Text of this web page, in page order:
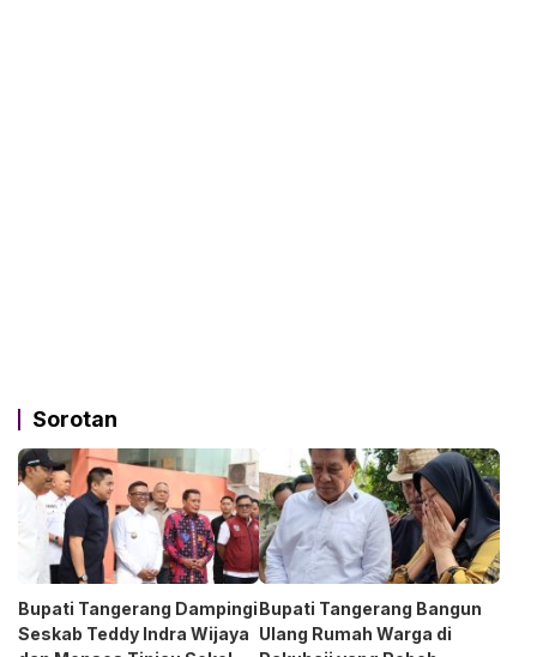
Sorotan
Bupati Tangerang Dampingi
Seskab Teddy Indra Wijaya
Bupati Tangerang Bangun
Ulang Rumah Warga di